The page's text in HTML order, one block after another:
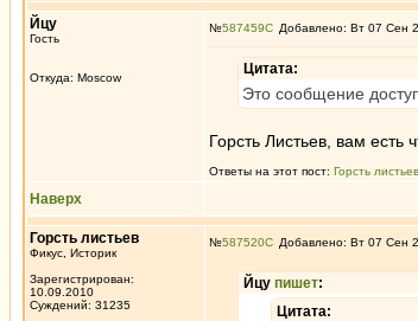
Йцу
Гость
Откуда: Moscow
№587459 Добавлено: Вт 07 Сен
Цитата:
Это сообщение
Горсть Листьев, вам есть
Ответы на этот пост: Горсть листьев
Наверх
Горсть листьев
Фикус, Историк
Зарегистрирован:
10.09.2010
Суждений: 31235
№587520 Добавлено: Вт 07 Сен
Йцу пишет:
Цитата: